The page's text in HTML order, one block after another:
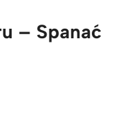
– Spanać